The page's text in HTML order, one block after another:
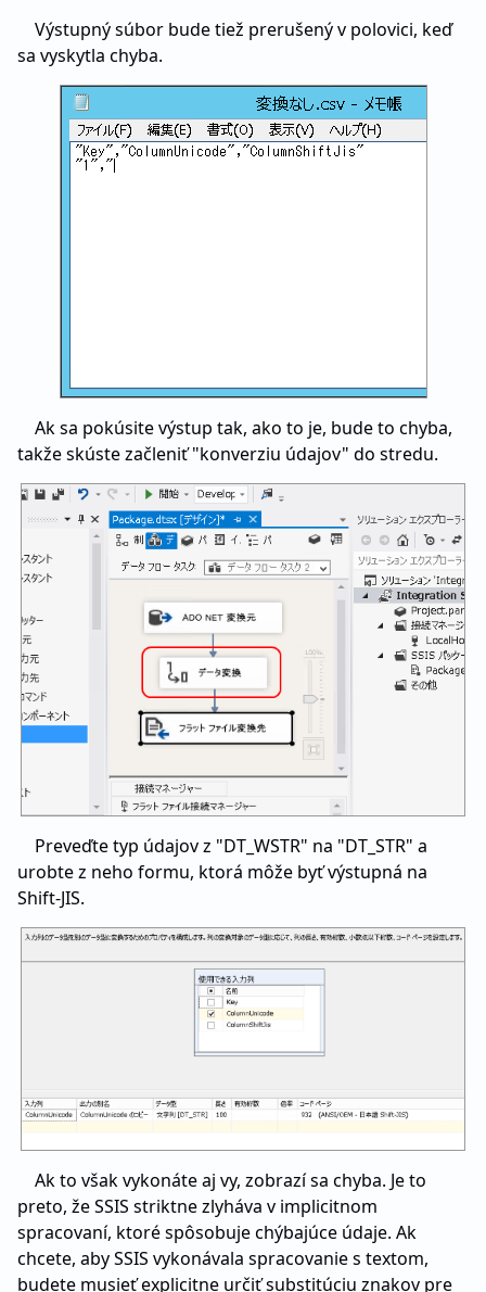
Výstupný súbor bude tiež prerušený v polovici, keď
sa vyskytla chyba.
Ak sa pokúsite výstup tak, ako to je, bude to chyba,
takže skúste začleniť "konverziu údajov" do stredu.
Preveďte typ údajov z "DT_WSTR" na "DT_STR" a
urobte z neho formu, ktorá môže byť výstupná na
Shift-JIS.
Ak to však vykonáte aj vy, zobrazí sa chyba. Je to
preto, že SSIS striktne zlyháva v implicitnom
spracovaní, ktoré spôsobuje chýbajúce údaje. Ak
chcete, aby SSIS vykonávala spracovanie s textom,
budete musieť explicitne určiť substitúciu znakov pre